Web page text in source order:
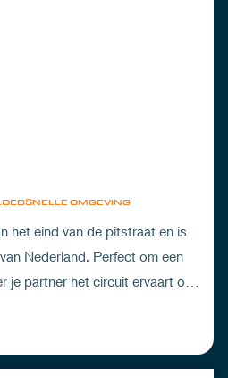
OMGEVING
het eind van de pitstraat en is
Nederland. Perfect om een
je partner het circuit ervaart of